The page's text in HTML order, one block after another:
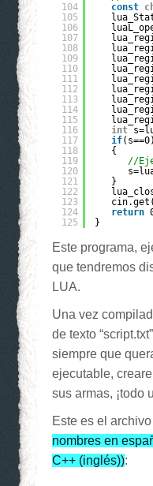
104
105
106
107
108
109
110
111
112
113
114
115
116
117
118
119
120
121
122
123
124
125
const
int
if(s==0)
{
//
}
return
}
Este programa,
que tendremos
LUA.
Una vez
de texto
siempre que
ejecutable,
sus armas, ¡todo
Este es el
nombres en
C++ (inglés)):